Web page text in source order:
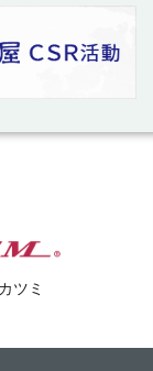
ツミ